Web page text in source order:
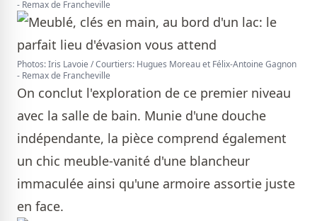
- Remax de Francheville
Photos: Iris Lavoie / Courtiers: Hugues Moreau et Félix-Antoine Gagnon
- Remax de Francheville
On conclut l'exploration de ce premier niveau
avec la salle de bain. Munie d'une douche
indépendante, la pièce comprend également
un chic meuble-vanité d'une blancheur
immaculée ainsi qu'une armoire assortie juste
en face.